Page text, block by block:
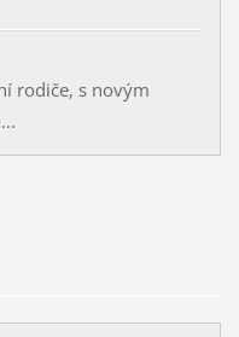
rodiče, s novým